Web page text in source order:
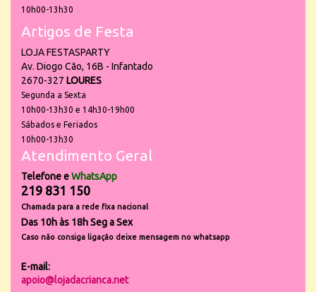
10h00-13h30
Artigos de Festa
LOJA FESTASPARTY
Av. Diogo Cão, 16B - Infantado
2670-327 LOURES
Segunda a Sexta
10h00-13h30 e 14h30-19h00
Sábados e Feriados
10h00-13h30
Atendimento Geral
Telefone eWhatsApp
219 831 150
Chamada para a rede fixa nacional
Das 10h às 18h Seg a Sex
Caso não consiga ligação deixe mensagem no whatsapp
E-mail:
apoio@lojadacrianca.net